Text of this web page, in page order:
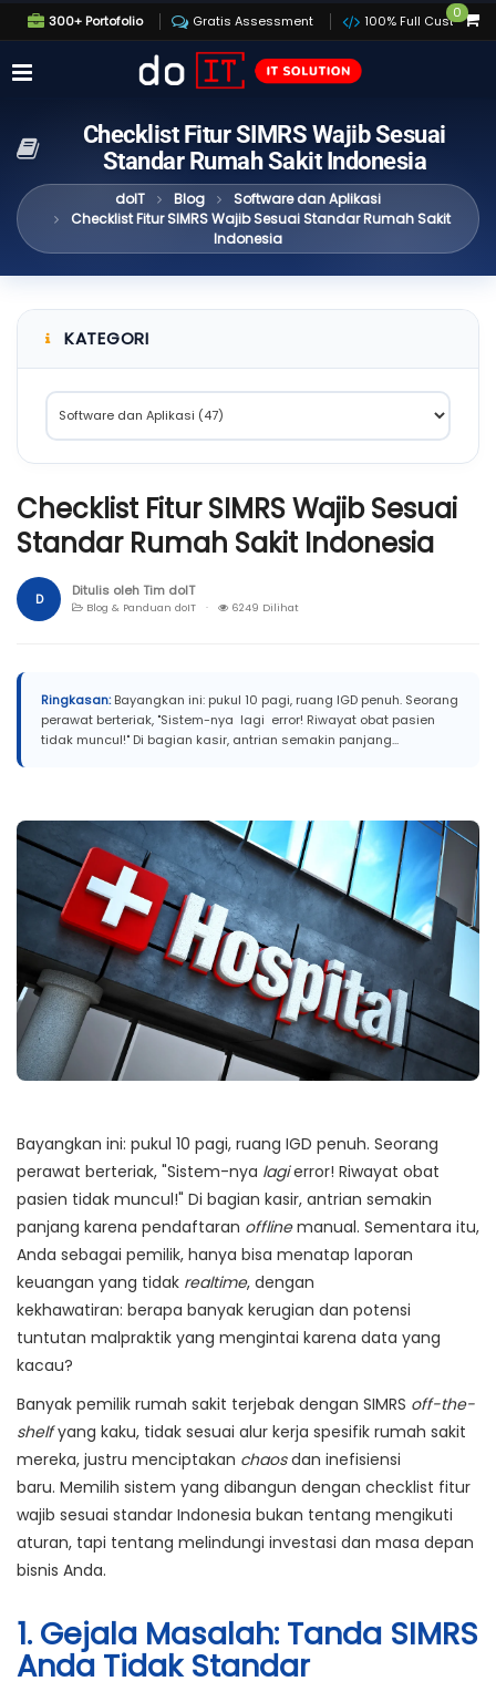
300+ Portofolio Gratis Assessment 100% Full Custom
0
Checklist Fitur SIMRS Wajib Sesuai
Standar Rumah Sakit Indonesia
doIT Blog
Software dan Aplikasi
Checklist Fitur SIMRS Wajib Sesuai Standar Rumah Sakit
Indonesia
KATEGORI
Checklist Fitur SIMRS Wajib Sesuai
Standar Rumah Sakit Indonesia
D Ditulis oleh Tim doIT
Blog & Panduan doIT · 6249 Dilihat
Ringkasan:Bayangkan ini: pukul 10 pagi, ruang IGD penuh. Seorang
perawat berteriak, "Sistem-nya lagi error! Riwayat obat pasien
tidak muncul!" Di bagian kasir, antrian semakin panjang...
Bayangkan ini: pukul 10 pagi, ruang IGD penuh. Seorang
perawat berteriak, "Sistem-nya lagierror! Riwayat obat
pasien tidak muncul!" Di bagian kasir, antrian semakin
panjang karena pendaftaran offlinemanual. Sementara itu,
Anda sebagai pemilik, hanya bisa menatap laporan
keuangan yang tidak realtime, dengan
kekhawatiran: berapa banyak kerugian dan potensi
tuntutan malpraktik yang mengintai karena data yang
kacau?
Banyak pemilik rumah sakit terjebak dengan SIMRS off-the-
shelfyang kaku, tidak sesuai alur kerja spesifik rumah sakit
mereka, justru menciptakan chaosdan inefisiensi
baru. Memilih sistem yang dibangun dengan checklist fitur
wajib sesuai standar Indonesia bukan tentang mengikuti
aturan, tapi tentang melindungi investasi dan masa depan
bisnis Anda.
1. Gejala Masalah: Tanda SIMRS
Anda Tidak Standar